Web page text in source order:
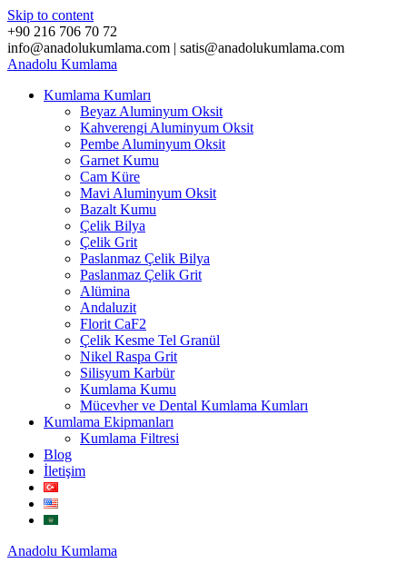
Skip to content
+90 216 706 70 72
info@anadolukumlama.com | satis@anadolukumlama.com
Anadolu Kumlama
Kumlama Kumları
Beyaz Aluminyum Oksit
Kahverengi Aluminyum Oksit
Pembe Aluminyum Oksit
Garnet Kumu
Cam Küre
Mavi Aluminyum Oksit
Bazalt Kumu
Çelik Bilya
Çelik Grit
Paslanmaz Çelik Bilya
Paslanmaz Çelik Grit
Alümina
Andaluzit
Florit CaF2
Çelik Kesme Tel Granül
Nikel Raspa Grit
Silisyum Karbür
Kumlama Kumu
Mücevher ve Dental Kumlama Kumları
Kumlama Ekipmanları
Kumlama Filtresi
Blog
İletişim
Anadolu Kumlama